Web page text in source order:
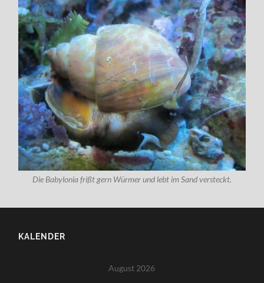
Die Babylonia frißt gern Würmer und lebt im Sand versteckt.
KALENDER
August 2026